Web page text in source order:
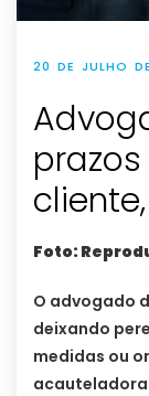
20 DE JULHO
Foto:
O advogado
deixando
medidas ou